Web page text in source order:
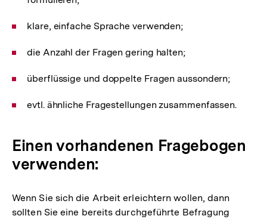
klare, einfache Sprache verwenden;
die Anzahl der Fragen gering halten;
überflüssige und doppelte Fragen aussondern;
evtl. ähnliche Fragestellungen zusammenfassen.
Einen vorhandenen Fragebogen
verwenden:
Wenn Sie sich die Arbeit erleichtern wollen, dann
sollten Sie eine bereits durchgeführte Befragung